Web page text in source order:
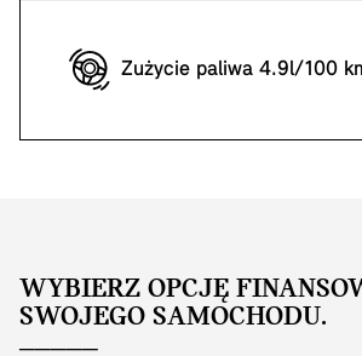
Zużycie paliwa 4.9l/100
WYBIERZ OPCJĘ
SWOJEGO SAMOCHODU.